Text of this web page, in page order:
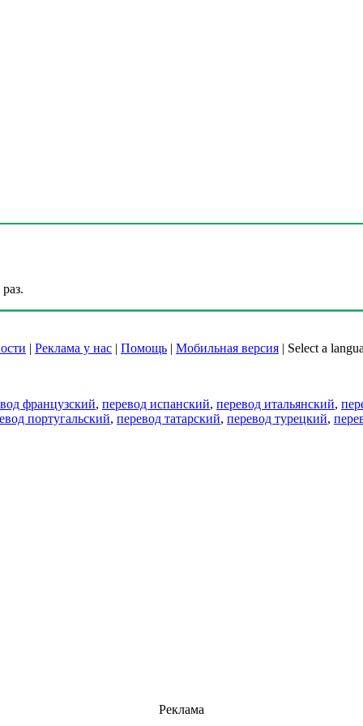
| Реклама у нас | Помощь | Мобильная версия | Select a
французский, перевод испанский, перевод итальянский,
португальский, перевод татарский, перевод турецкий,
Реклама